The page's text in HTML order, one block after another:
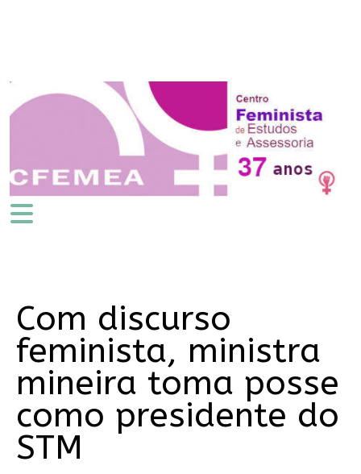
Com discurso
feminista, ministra
mineira toma posse
como presidente do
STM